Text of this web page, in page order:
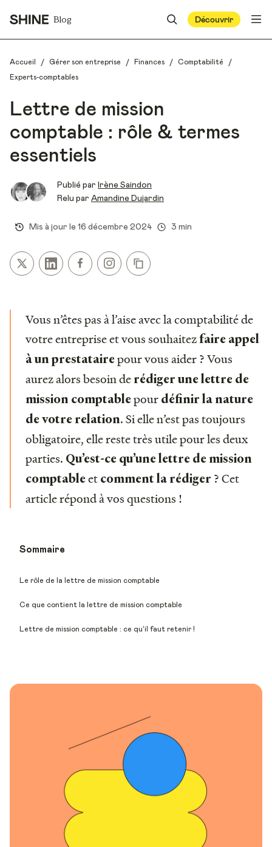
Blog Découvrir
Accueil / Gérer son entreprise / Finances / Comptabilité /
Experts-comptables
Lettre de mission
comptable : rôle & termes
essentiels
Publié par Irène Saindon
Relu par Amandine Dujardin
Mis à jour le 16 décembre 2024 3 min
Vous n’êtes pas à l’aise avec la comptabilité de
votre entreprise et vous souhaitezfaire appel
à un prestatairepour vous aider ? Vous
aurez alors besoin de rédiger une lettre de
mission comptablepour définir la nature
de votre relation. Si elle n’est pas toujours
obligatoire, elle reste très utile pour les deux
parties. Qu’est-ce qu’une lettre de mission
comptableet comment la rédiger ? Cet
article répond à vos questions !
Sommaire
Le rôle de la lettre de mission comptable
Ce que contient la lettre de mission comptable
Lettre de mission comptable : ce qu’il faut retenir !